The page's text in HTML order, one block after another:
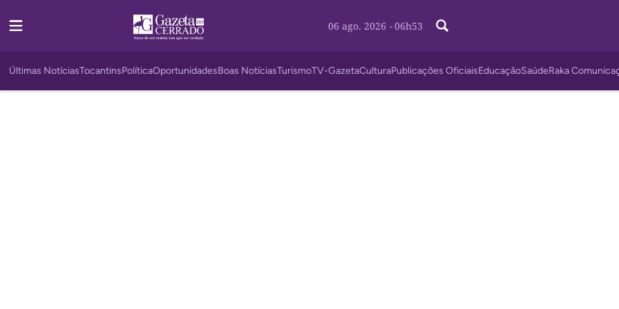
06 ago. 2026 - 06h53
Últimas NotíciasTocantinsPolíticaOportunidadesBoas NotíciasTurismoTV-GazetaCulturaPublicações OficiaisEducaçãoSaúdeRaka